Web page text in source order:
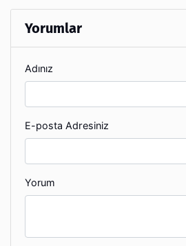
Yorumlar
Adınız
E-posta Adresiniz
Yorum